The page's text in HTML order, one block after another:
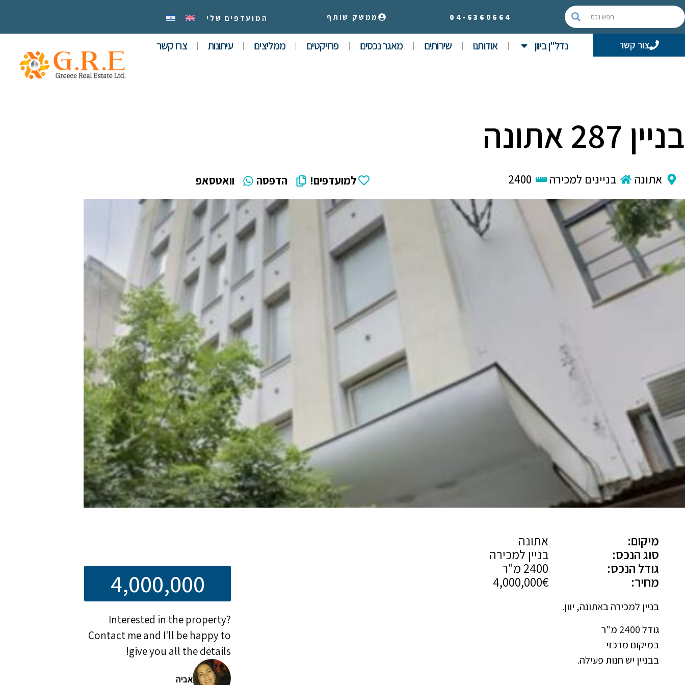
04- 6360664 ממשק שותף המועדפים שלי
צור קשר נדל"ן ביוון אודותנו שירותים מאגר נכסים פרויקטים ממליצים עיתונות צרו קשר
בניין 287 אתונה
אתונה בניינים למכירה 2400 למועדפים! הדפסה וואטסאפ
מיקום:
אתונה
סוג הנכס:
בניין למכירה
גודל הנכס:
מחיר:
4,000,000€
בניין למכירה באתונה, יוון.
גודל 2400 מ"ר
במיקום מרכזי
בבניין יש חנות פעילה.
4,000,000
Interested in the property?
Contact me and I'll be happy to
give you all the details!
אביה